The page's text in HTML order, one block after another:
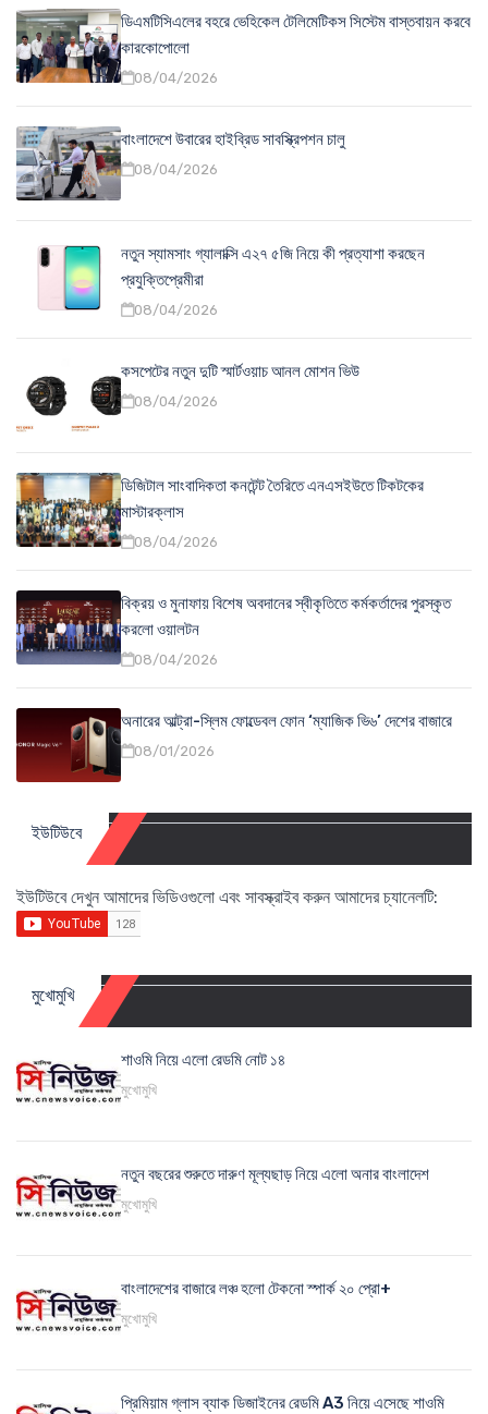
ডিএমটিসিএলের বহরে ভেহিকেল টেলিমেটিকস সিস্টেম বাস্তবায়ন করবে
কারকোপোলো
08/04/2026
বাংলাদেশে উবারের হাইব্রিড সাবস্ক্রিপশন চালু
08/04/2026
নতুন স্যামসাং গ্যালাক্সি এ২৭ ৫জি নিয়ে কী প্রত্যাশা করছেন
প্রযুক্তিপ্রেমীরা
08/04/2026
কসপেটের নতুন দুটি স্মার্টওয়াচ আনল মোশন ভিউ
08/04/2026
ডিজিটাল সাংবাদিকতা কনটেন্ট তৈরিতে এনএসইউতে টিকটকের
মাস্টারক্লাস
08/04/2026
বিক্রয় ও মুনাফায় বিশেষ অবদানের স্বীকৃতিতে কর্মকর্তাদের পুরস্কৃত
করলো ওয়ালটন
08/04/2026
অনারের আল্ট্রা-স্লিম ফোল্ডেবল ফোন ‘ম্যাজিক ভি৬’ দেশের বাজারে
08/01/2026
ইউটিউবে
ইউটিউবে দেখুন আমাদের ভিডিওগুলো এবং সাবস্ক্রাইব করুন আমাদের চ্যানেলটি:
মুখোমুখি
শাওমি নিয়ে এলো রেডমি নোট ১৪
মুখোমুখি
নতুন বছরের শুরুতে দারুণ মূল্যছাড় নিয়ে এলো অনার বাংলাদেশ
মুখোমুখি
বাংলাদেশের বাজারে লঞ্চ হলো টেকনো স্পার্ক ২০ প্রো+
মুখোমুখি
প্রিমিয়াম গ্লাস ব্যাক ডিজাইনের রেডমি A3 নিয়ে এসেছে শাওমি